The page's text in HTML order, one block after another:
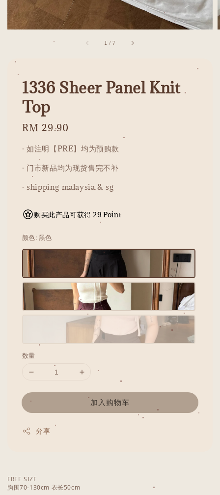
1 /7
1336 Sheer Panel Knit
Top
Regular
RM 29.90
· 如注明【PRE】均为预购款
· 门市新品均为现货售完不补
· shipping malaysia & sg
购买此产品可获得 29 Point
颜色: 黑色
数量
加入购物车
分享
FREE SIZE
胸围70-130cm 衣长50cm